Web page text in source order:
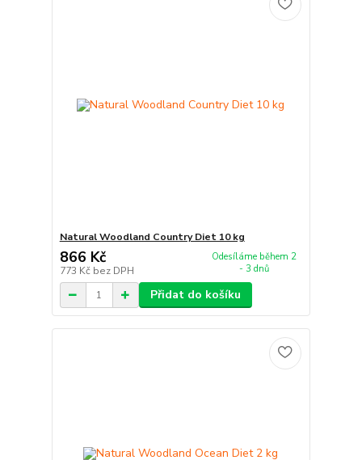
Natural Woodland Country Diet 10 kg
866 Kč
773 Kč bez DPH
Odesíláme během 2
- 3 dnů
Přidat do košíku